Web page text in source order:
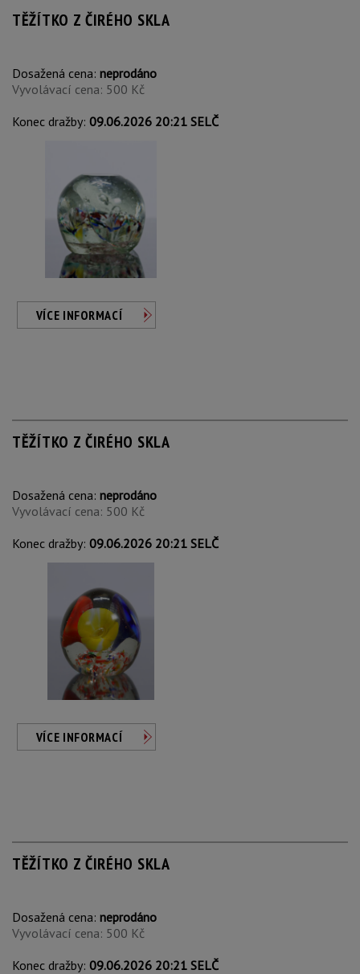
TĚŽÍTKO Z ČIRÉHO SKLA
Dosažená cena: neprodáno
Vyvolávací cena: 500 Kč
Konec dražby: 09.06.2026 20:21 SELČ
VÍCE INFORMACÍ
TĚŽÍTKO Z ČIRÉHO SKLA
Dosažená cena: neprodáno
Vyvolávací cena: 500 Kč
Konec dražby: 09.06.2026 20:21 SELČ
VÍCE INFORMACÍ
TĚŽÍTKO Z ČIRÉHO SKLA
Dosažená cena: neprodáno
Vyvolávací cena: 500 Kč
Konec dražby: 09.06.2026 20:21 SELČ